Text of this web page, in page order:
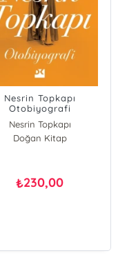
Nesrin Topkapı
Otobiyografi
Nesrin Topkapı
Doğan Kitap
₺230,00